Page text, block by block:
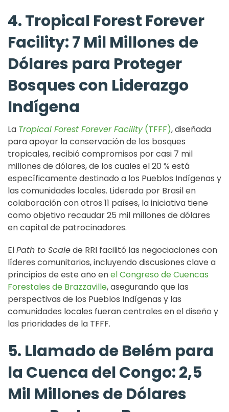
4. Tropical Forest Forever
Facility: 7 Mil Millones de
Dólares para Proteger
Bosques con Liderazgo
Indígena
La Tropical Forest Forever Facility(TFFF), diseñada
para apoyar la conservación de los bosques
tropicales, recibió compromisos por casi 7 mil
millones de dólares, de los cuales el 20 % está
específicamente destinado a los Pueblos Indígenas y
las comunidades locales. Liderada por Brasil en
colaboración con otros 11 países, la iniciativa tiene
como objetivo recaudar 25 mil millones de dólares
en capital de patrocinadores.
ElPath to Scalede RRI facilitó las negociaciones con
líderes comunitarios, incluyendo discusiones clave a
principios de este año enel Congreso de Cuencas
Forestales de Brazzaville, asegurando que las
perspectivas de los Pueblos Indígenas y las
comunidades locales fueran centrales en el diseño y
las prioridades de la TFFF.
5. Llamado de Belém para
la Cuenca del Congo: 2,5
Mil Millones de Dólares